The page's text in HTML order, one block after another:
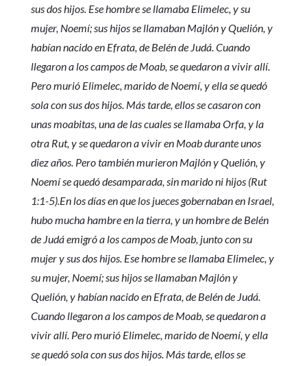
sus dos hijos. Ese hombre se llamaba Elimelec, y su
mujer, Noemí; sus hijos se llamaban Majlón y Quelión, y
habían nacido en Efrata, de Belén de Judá. Cuando
llegaron a los campos de Moab, se quedaron a vivir allí.
Pero murió Elimelec, marido de Noemí, y ella se quedó
sola con sus dos hijos. Más tarde, ellos se casaron con
unas moabitas, una de las cuales se llamaba Orfa, y la
otra Rut, y se quedaron a vivir en Moab durante unos
diez años. Pero también murieron Majlón y Quelión, y
Noemí se quedó desamparada, sin marido ni hijos (Rut
1:1-5).En los días en que los jueces gobernaban en Israel,
hubo mucha hambre en la tierra, y un hombre de Belén
de Judá emigró a los campos de Moab, junto con su
mujer y sus dos hijos. Ese hombre se llamaba Elimelec, y
su mujer, Noemí; sus hijos se llamaban Majlón y
Quelión, y habían nacido en Efrata, de Belén de Judá.
Cuando llegaron a los campos de Moab, se quedaron a
vivir allí. Pero murió Elimelec, marido de Noemí, y ella
se quedó sola con sus dos hijos. Más tarde, ellos se